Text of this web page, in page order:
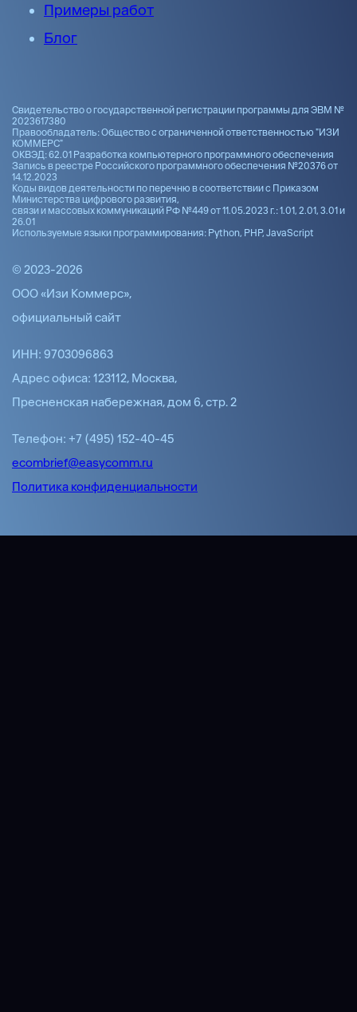
Примеры работ
Блог
Свидетельство о государственной регистрации программы для ЭВМ №
2023617380
Правообладатель: Общество с ограниченной ответственностью "ИЗИ
КОММЕРС"
ОКВЭД: 62.01 Разработка компьютерного программного обеспечения
Запись в реестре Российского программного обеспечения №20376 от
14.12.2023
Коды видов деятельности по перечню в соответствии с Приказом
Министерства цифрового развития,
связи и массовых коммуникаций РФ №449 от 11.05.2023 г.: 1.01, 2.01, 3.01 и
26.01
Используемые языки программирования: Python, PHP, JavaScript
© 2023-2026
ООО «Изи Коммерс»,
официальный сайт
ИНН: 9703096863
Адрес офиса: 123112, Москва,
Пресненская набережная, дом 6, стр. 2
Телефон: +7 (495) 152-40-45
ecombrief@easycomm.ru
Политика конфиденциальности